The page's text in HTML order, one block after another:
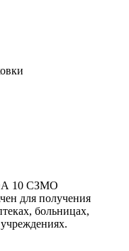
10 СЗМО
для получения
больницах,